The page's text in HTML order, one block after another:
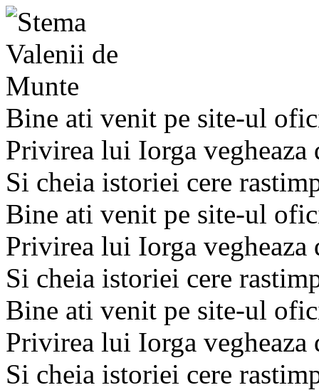
Bine ati venit pe site-ul
Privirea lui Iorga
Si cheia istoriei cere
Bine ati venit pe site-ul
Privirea lui Iorga
Si cheia istoriei cere
Bine ati venit pe site-ul
Privirea lui Iorga
Si cheia istoriei cere